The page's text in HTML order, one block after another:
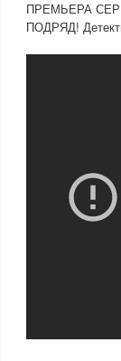
ПРЕМЬЕРА
ПОДРЯД!